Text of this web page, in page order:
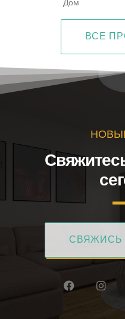
Дом
ВСЕ
СВЯЖИСЬ